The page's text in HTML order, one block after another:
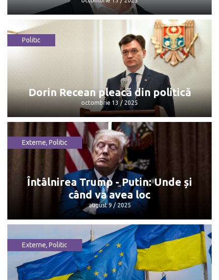
Maia Sandu: „Mulțumesc, Dorin, pentru
octombrie 13 / 2025
Politic
Dorin Recean pleacă din politică
octombrie 13 / 2025
Dorin Recean pleacă din politică
octombrie 13 / 2025
Externe, Politic
Întâlnirea Trump - Putin: Unde și
când va avea loc
august 9 / 2025
Întâlnirea Trump - Putin: Unde și când
va avea loc
Externe, Politic